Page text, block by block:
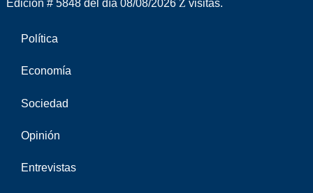
Edición # 5848 del día 08/08/2026 visitas.
Política
Economía
Sociedad
Opinión
Entrevistas